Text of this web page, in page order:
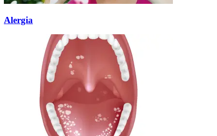
Alergia